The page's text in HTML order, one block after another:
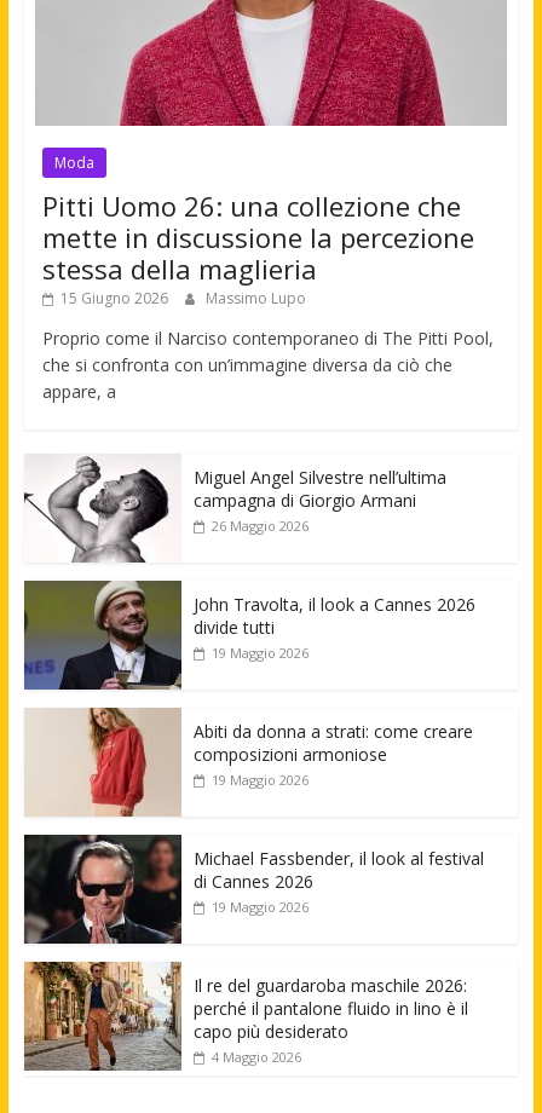
Moda
Pitti Uomo 26: una collezione che
mette in discussione la percezione
stessa della maglieria
15 Giugno 2026 Massimo Lupo
Proprio come il Narciso contemporaneo di The Pitti Pool,
che si confronta con un’immagine diversa da ciò che
appare, a
Miguel Angel Silvestre nell’ultima
campagna di Giorgio Armani
26 Maggio 2026
John Travolta, il look a Cannes 2026
divide tutti
19 Maggio 2026
Abiti da donna a strati: come creare
composizioni armoniose
19 Maggio 2026
Michael Fassbender, il look al festival
di Cannes 2026
19 Maggio 2026
Il re del guardaroba maschile 2026:
perché il pantalone fluido in lino è il
capo più desiderato
4 Maggio 2026